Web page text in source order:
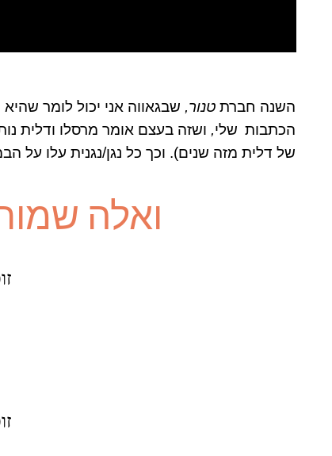
השנה חברת טנור, שבגאווה אני יכול לומר
הכתבות שלי, ושזה בעצם אומרמרסלו ודלית
של דליתמזה שנים). וכך כל נגן/נגנית עלו על
ואלה